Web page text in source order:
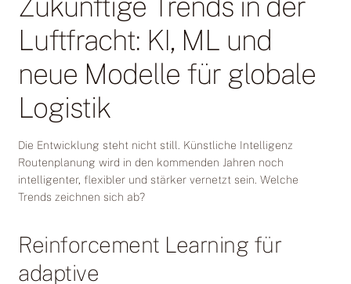
Luftfracht: KI, ML und
neue Modelle für globale
Logistik
Die Entwicklung steht nicht still. Künstliche Intelligenz
Routenplanung wird in den kommenden Jahren noch
intelligenter, flexibler und stärker vernetzt sein. Welche
Trends zeichnen sich ab?
Reinforcement Learning für
adaptive